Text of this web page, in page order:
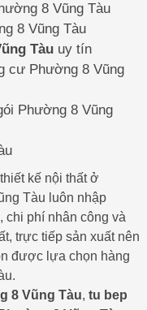
8 Vũng Tàu
8 Vũng Tàu
Tàuuy tín
cư Phường 8 Vũng
Phường 8 Vũng
kế nội thất ở
Tàu luôn nhập
phí nhân công và
trực tiếp sản xuất nên
được lựa chọn hàng
8 Vũng Tàu, tu bep